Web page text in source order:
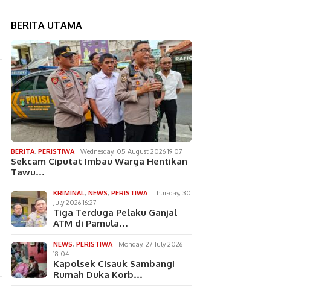
BERITA UTAMA
BERITA,PERISTIWA Wednesday, 05 August 2026 19:07
Sekcam Ciputat Imbau Warga Hentikan
Tawu…
KRIMINAL,NEWS,PERISTIWA
Thursday, 30
July 2026 16:27
Tiga Terduga Pelaku Ganjal
ATM di Pamula…
NEWS,PERISTIWA
Monday, 27 July 2026
18:04
Kapolsek Cisauk Sambangi
Rumah Duka Korb…